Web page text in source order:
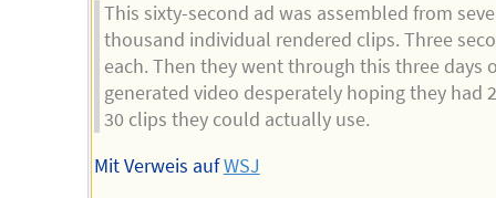
This sixty-second ad was assembled from
thousand individual rendered clips. Three
each. Then they went through this three days
generated video desperately hoping they had
30 clips they could actually use.
Mit Verweis aufWSJ